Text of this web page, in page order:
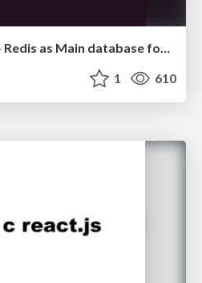
PyCon Ukraine 2014 – Redis as Main database for Python project (russian)
1 610